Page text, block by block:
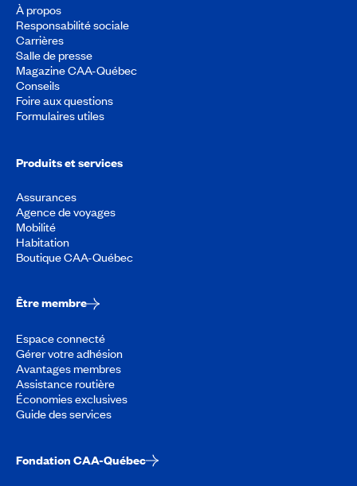
À propos
Responsabilité sociale
Carrières
Salle de presse
Magazine CAA-Québec
Conseils
Foire aux questions
Formulaires utiles
Produits et services
Assurances
Agence de voyages
Mobilité
Habitation
Boutique CAA-Québec
Être membre
Espace connecté
Gérer votre adhésion
Avantages membres
Assistance routière
Économies exclusives
Guide des services
Fondation CAA-Québec